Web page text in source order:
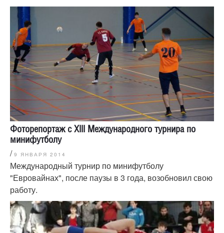
Фоторепортаж с XIII Международного турнира по
минифутболу
/ 9 ЯНВАРЯ 2014
Международный турнир по минифутболу
"Евровайнах", после паузы в 3 года, возобновил свою
работу.